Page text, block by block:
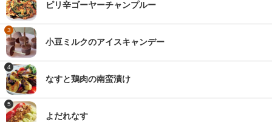
ピリ辛ゴーヤーチャンプルー
3
小豆ミルクのアイスキャンデー
4
なすと鶏肉の南蛮漬け
5
よだれなす